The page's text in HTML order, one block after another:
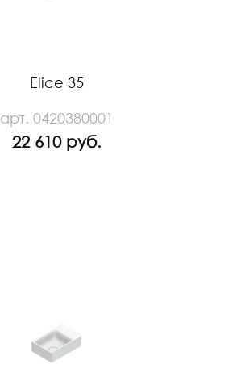
Elice 35
арт. 0420380001
22 610 руб.